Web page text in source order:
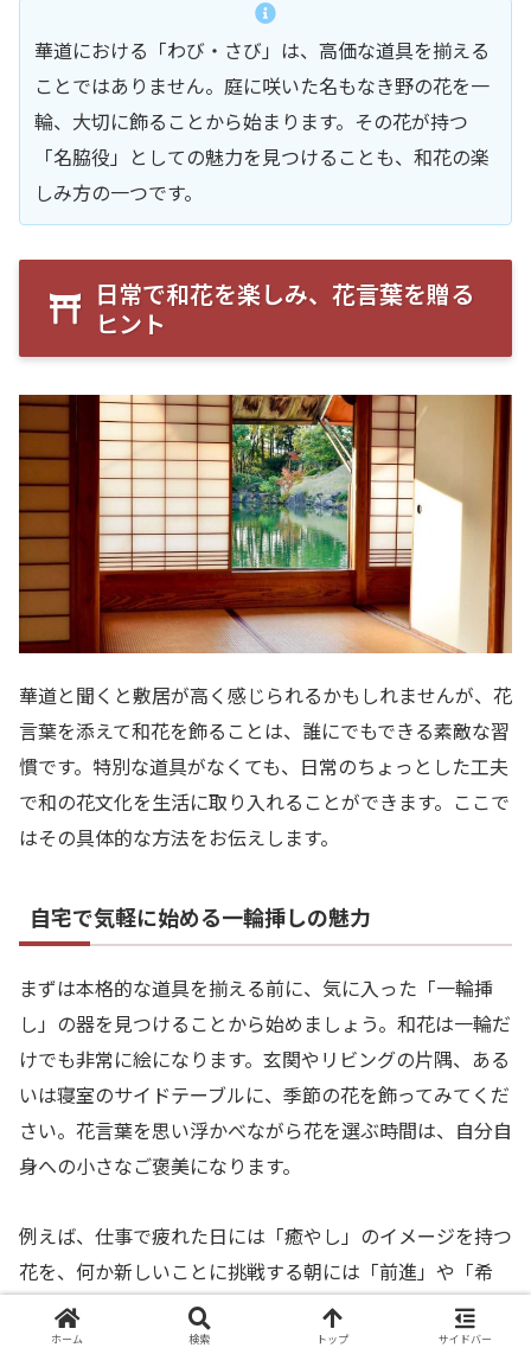
華道における「わび・さび」は、高価な道具を揃える
ことではありません。庭に咲いた名もなき野の花を一
輪、大切に飾ることから始まります。その花が持つ
「名脇役」としての魅力を見つけることも、和花の楽
しみ方の一つです。
日常で和花を楽しみ、花言葉を贈る
ヒント
華道と聞くと敷居が高く感じられるかもしれませんが、花
言葉を添えて和花を飾ることは、誰にでもできる素敵な習
慣です。特別な道具がなくても、日常のちょっとした工夫
で和の花文化を生活に取り入れることができます。ここで
はその具体的な方法をお伝えします。
自宅で気軽に始める一輪挿しの魅力
まずは本格的な道具を揃える前に、気に入った「一輪挿
し」の器を見つけることから始めましょう。和花は一輪だ
けでも非常に絵になります。玄関やリビングの片隅、ある
いは寝室のサイドテーブルに、季節の花を飾ってみてくだ
さい。花言葉を思い浮かべながら花を選ぶ時間は、自分自
身への小さなご褒美になります。
例えば、仕事で疲れた日には「癒やし」のイメージを持つ
花を、何か新しいことに挑戦する朝には「前進」や「希
望」の花言葉を持つ花を飾ります。一輪の花が持つエネル
ギーは意外に大きく、部屋の雰囲気を一瞬で変えてくれま
ホーム 検索 トップ サイドバー